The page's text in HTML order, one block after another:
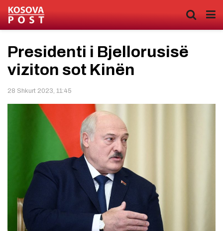
Presidenti i Bjellorusisë
viziton sot Kinën
28 Shkurt 2023, 11:45